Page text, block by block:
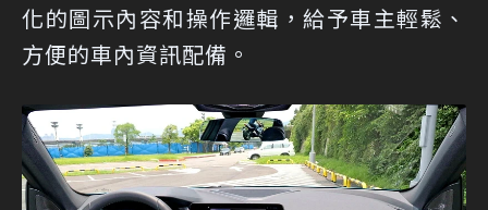
化的圖示內容和操作邏輯，給予車主輕鬆、
方便的車內資訊配備。